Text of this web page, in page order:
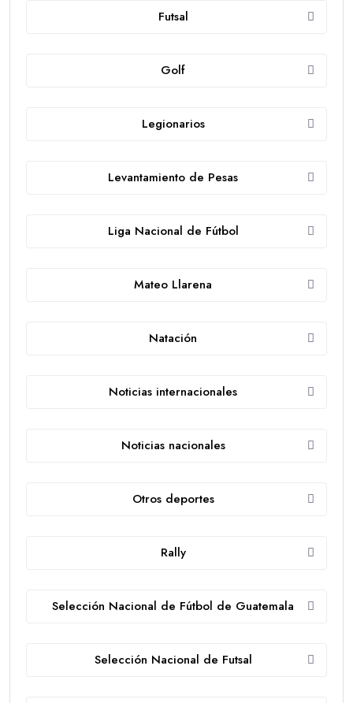
Futsal
Golf
Legionarios
Levantamiento de Pesas
Liga Nacional de Fútbol
Mateo Llarena
Natación
Noticias internacionales
Noticias nacionales
Otros deportes
Rally
Selección Nacional de Fútbol de Guatemala
Selección Nacional de Futsal